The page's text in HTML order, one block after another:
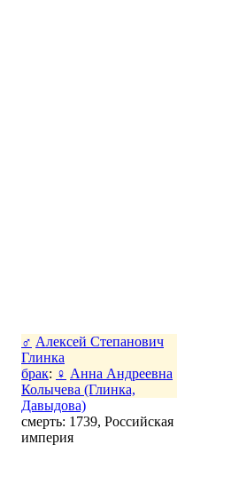
♂ Алексей Степанович
Глинка
брак: ♀ Анна Андреевна
Колычева (Глинка,
Давыдова)
смерть: 1739, Российская
империя